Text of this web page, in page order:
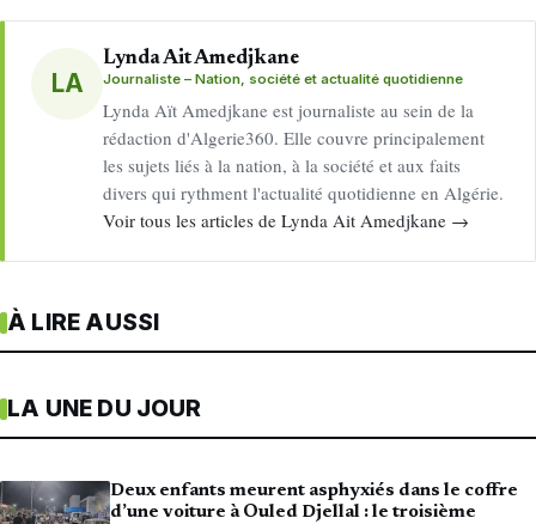
LA
Lynda Ait Amedjkane
Journaliste – Nation, société et actualité quotidienne
Lynda Aït Amedjkane est journaliste au sein de la
rédaction d'Algerie360. Elle couvre principalement
les sujets liés à la nation, à la société et aux faits
divers qui rythment l'actualité quotidienne en Algérie.
Voir tous les articles de Lynda Ait Amedjkane →
À LIRE AUSSI
LA UNE DU JOUR
Deux enfants meurent asphyxiés dans le coffre
d’une voiture à Ouled Djellal : le troisième